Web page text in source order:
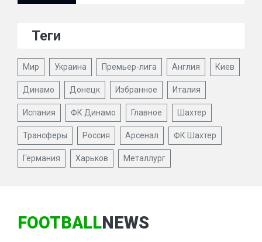
Теги
Мир Украина Премьер-лига Англия Киев
Динамо Донецк Избранное Италия
Испания ФК Динамо Главное Шахтер
Трансферы Россия Арсенал ФК Шахтер
Германия Харьков Металлург
FOOTBALLNEWS